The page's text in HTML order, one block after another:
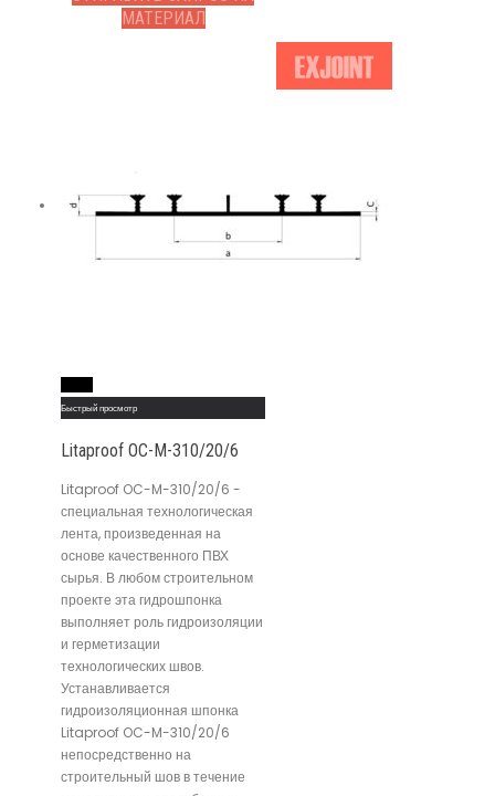
МАТЕРИАЛ
Быстрый просмотр
Litaproof OC-M-310/20/6
Litaproof OC-M-310/20/6 -
специальная технологическая
лента, произведенная на
основе качественного ПВХ
сырья. В любом строительном
проекте эта гидрошпонка
выполняет роль гидроизоляции
и герметизации
технологических швов.
Устанавливается
гидроизоляционная шпонка
Litaproof OC-M-310/20/6
непосредственно на
строительный шов в течение